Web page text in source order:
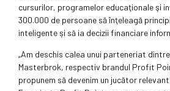
cursurilor, programelor educaţionale şi
300.000 de persoane să înţeleagă
inteligente şi să ia decizii financiare
„Am deschis calea unui parteneriat
Masterbrok, respectiv brandul Profit
propunem să devenim un jucător